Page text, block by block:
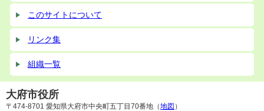
このサイトについて
リンク集
組織一覧
大府市役所
〒474-8701 愛知県大府市中央町五丁目70番地（地図 ）